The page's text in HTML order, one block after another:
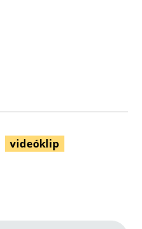
videóklip